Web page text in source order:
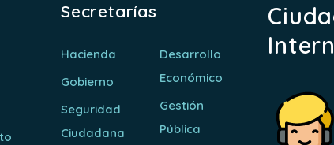
Secretarías
Hacienda
Gobierno
Seguridad
Ciudadana
Desarrollo
Económico
Gestión
Pública